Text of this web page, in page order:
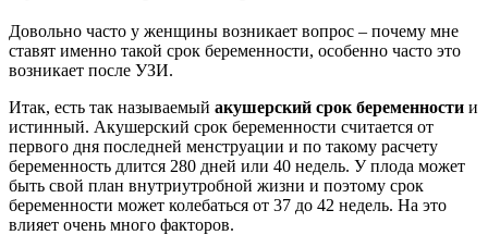
Довольно часто у женщины возникает вопрос – почему мне
ставят именно такой срок беременности, особенно часто это
возникает после УЗИ.
Итак, есть так называемый акушерский срок беременности и
истинный. Акушерский срок беременности считается от
первого дня последней менструации и по такому расчету
беременность длится 280 дней или 40 недель. У плода может
быть свой план внутриутробной жизни и поэтому срок
беременности может колебаться от 37 до 42 недель. На это
влияет очень много факторов.